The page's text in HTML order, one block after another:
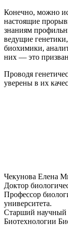
Конечно, можно
настоящие
знаниям
ведущие
биохимики,
них — это
Проводя
уверены в их
Чекунова Елена
Доктор
Профессор
университета.
Старший научный
Биотехнологии